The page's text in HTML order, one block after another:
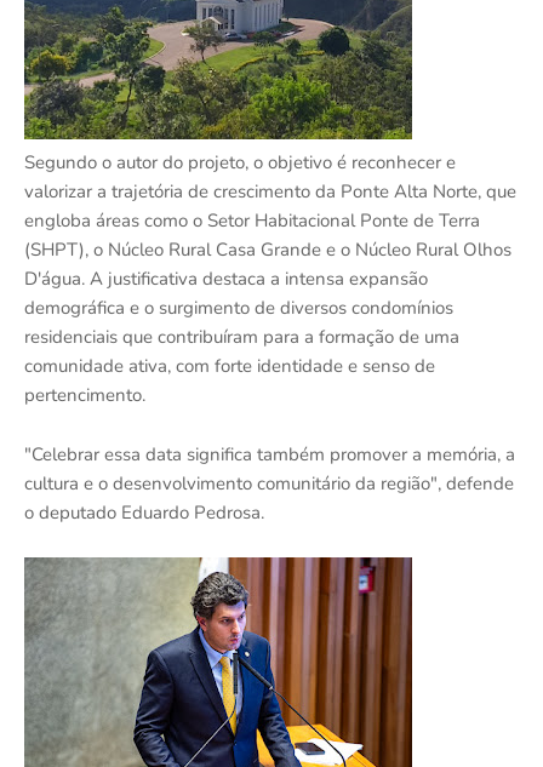
Segundo o autor do projeto, o objetivo é reconhecer e
valorizar a trajetória de crescimento da Ponte Alta Norte, que
engloba áreas como o Setor Habitacional Ponte de Terra
(SHPT), o Núcleo Rural Casa Grande e o Núcleo Rural Olhos
D'água. A justificativa destaca a intensa expansão
demográfica e o surgimento de diversos condomínios
residenciais que contribuíram para a formação de uma
comunidade ativa, com forte identidade e senso de
pertencimento.
"Celebrar essa data significa também promover a memória, a
cultura e o desenvolvimento comunitário da região", defende
o deputado Eduardo Pedrosa.